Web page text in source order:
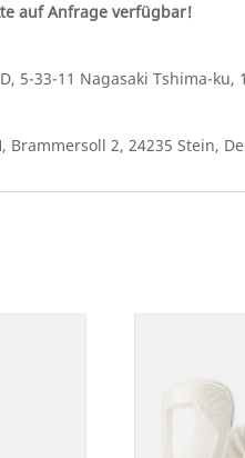
auf Anfrage verfügbar!
5-33-11 Nagasaki Tshima-
Brammersoll 2, 24235 Stein,